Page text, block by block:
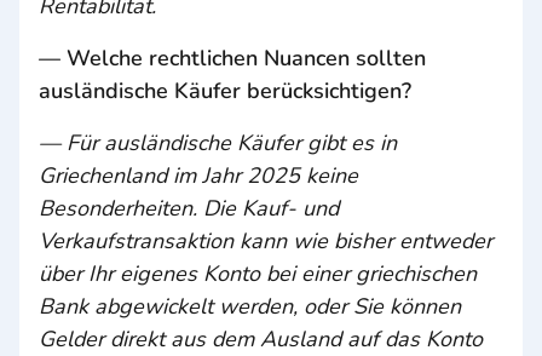
Rentabilität.
— Welche rechtlichen Nuancen sollten
ausländische Käufer berücksichtigen?
— Für ausländische Käufer gibt es in
Griechenland im Jahr 2025 keine
Besonderheiten. Die Kauf- und
Verkaufstransaktion kann wie bisher entweder
über Ihr eigenes Konto bei einer griechischen
Bank abgewickelt werden, oder Sie können
Gelder direkt aus dem Ausland auf das Konto